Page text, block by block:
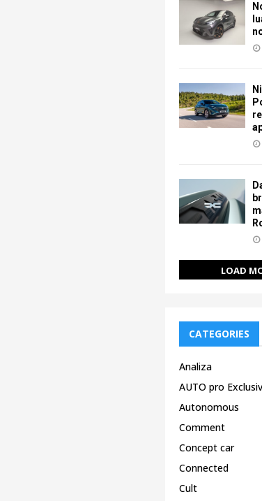
LOAD
CATEGORIES
Analiza
AUTO pro Exclusiv
Autonomous
Comment
Concept car
Connected
Cult